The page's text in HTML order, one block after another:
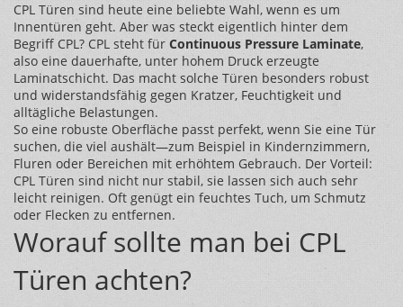
CPL Türen sind heute eine beliebte Wahl, wenn es um
Innentüren geht. Aber was steckt eigentlich hinter dem
Begriff CPL? CPL steht für Continuous Pressure Laminate,
also eine dauerhafte, unter hohem Druck erzeugte
Laminatschicht. Das macht solche Türen besonders robust
und widerstandsfähig gegen Kratzer, Feuchtigkeit und
alltägliche Belastungen.
So eine robuste Oberfläche passt perfekt, wenn Sie eine Tür
suchen, die viel aushält—zum Beispiel in Kindernzimmern,
Fluren oder Bereichen mit erhöhtem Gebrauch. Der Vorteil:
CPL Türen sind nicht nur stabil, sie lassen sich auch sehr
leicht reinigen. Oft genügt ein feuchtes Tuch, um Schmutz
oder Flecken zu entfernen.
Worauf sollte man bei CPL
Türen achten?